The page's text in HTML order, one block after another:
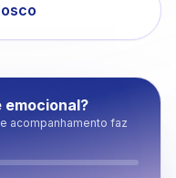
emocional?
acompanhamento faz